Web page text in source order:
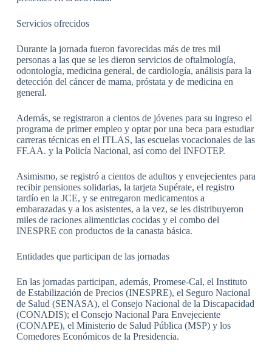
Servicios ofrecidos
Durante la jornada fueron favorecidas más de tres mil
personas a las que se les dieron servicios de oftalmología,
odontología, medicina general, de cardiología, análisis para la
detección del cáncer de mama, próstata y de medicina en
general.
Además, se registraron a cientos de jóvenes para su ingreso el
programa de primer empleo y optar por una beca para estudiar
carreras técnicas en el ITLAS, las escuelas vocacionales de las
FF.AA. y la Policía Nacional, así como del INFOTEP.
Asimismo, se registró a cientos de adultos y envejecientes para
recibir pensiones solidarias, la tarjeta Supérate, el registro
tardío en la JCE, y se entregaron medicamentos a
embarazadas y a los asistentes, a la vez, se les distribuyeron
miles de raciones alimenticias cocidas y el combo del
INESPRE con productos de la canasta básica.
Entidades que participan de las jornadas
En las jornadas participan, además, Promese-Cal, el Instituto
de Estabilización de Precios (INESPRE), el Seguro Nacional
de Salud (SENASA), el Consejo Nacional de la Discapacidad
(CONADIS); el Consejo Nacional Para Envejeciente
(CONAPE), el Ministerio de Salud Pública (MSP) y los
Comedores Económicos de la Presidencia.